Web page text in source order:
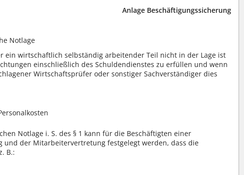
Anlage Beschäftigungssicherung
Notlage
wirtschaftlich selbständig arbeitender Teil nicht in der Lage ist
einschließlich des Schuldendienstes zu erfüllen und wenn
Wirtschaftsprüfer oder sonstiger Sachverständiger dies
Notlage i. S. des § 1 kann für die Beschäftigten einer
und der Mitarbeitervertretung festgelegt werden, dass die
B.: